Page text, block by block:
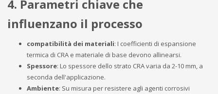
4. Parametri chiave che
influenzano il processo
compatibilità dei materiali: I coefficienti di espansione
termica di CRA e materiale di base devono allinearsi.
Spessore: Lo spessore dello strato CRA varia da 2-10 mm, a
seconda dell'applicazione.
Ambiente: Su misura per resistere agli agenti corrosivi